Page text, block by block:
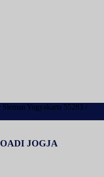
Yogyakarta 55283 /
JOGJA